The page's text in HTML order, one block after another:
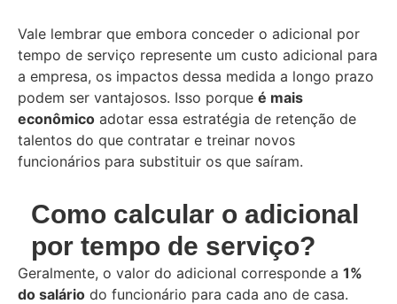
Vale lembrar que embora conceder o adicional por
tempo de serviço represente um custo adicional para
a empresa, os impactos dessa medida a longo prazo
podem ser vantajosos. Isso porque é mais
econômico adotar essa estratégia de retenção de
talentos do que contratar e treinar novos
funcionários para substituir os que saíram.
Como calcular o adicional
por tempo de serviço?
Geralmente, o valor do adicional corresponde a 1%
do salário do funcionário para cada ano de casa.